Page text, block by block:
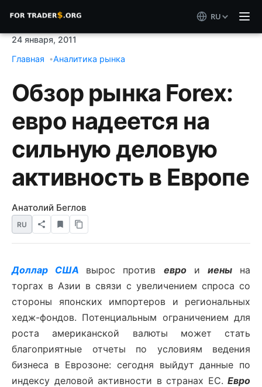
RU
24 января, 2011
Главная
Аналитика рынка
Обзор рынка Forex:
евро надеется на
сильную деловую
активность в Европе
Анатолий Беглов
RU
Доллар США вырос против еврои иенына
торгах в Азии в связи с увеличением спроса со
стороны японских импортеров и региональных
хедж-фондов. Потенциальным ограничением для
роста американской валюты может стать
благоприятные отчеты по условиям ведения
бизнеса в Еврозоне: сегодня выйдут данные по
индексу деловой активности в странах ЕС. Евро